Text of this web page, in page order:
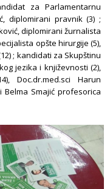
za Parlamentarnu
diplomirani pravnik (3) ;
diplomirani žurnalista
opšte hirurgije (5),
; kandidati za Skupštinu
jezika i književnosti (2),
Doc.dr.med.sci Harun
Belma Smajić profesorica